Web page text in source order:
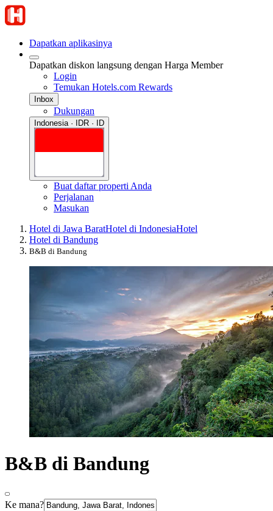
Dapatkan aplikasinya
Dapatkan diskon langsung dengan Harga Member
Login
Temukan Hotels.com Rewards
Inbox
Dukungan
Indonesia · IDR · ID
Buat daftar properti Anda
Perjalanan
Masukan
Hotel di Jawa BaratHotel di IndonesiaHotel
Hotel di Bandung
B&B di Bandung
B&B di Bandung
Ke mana?